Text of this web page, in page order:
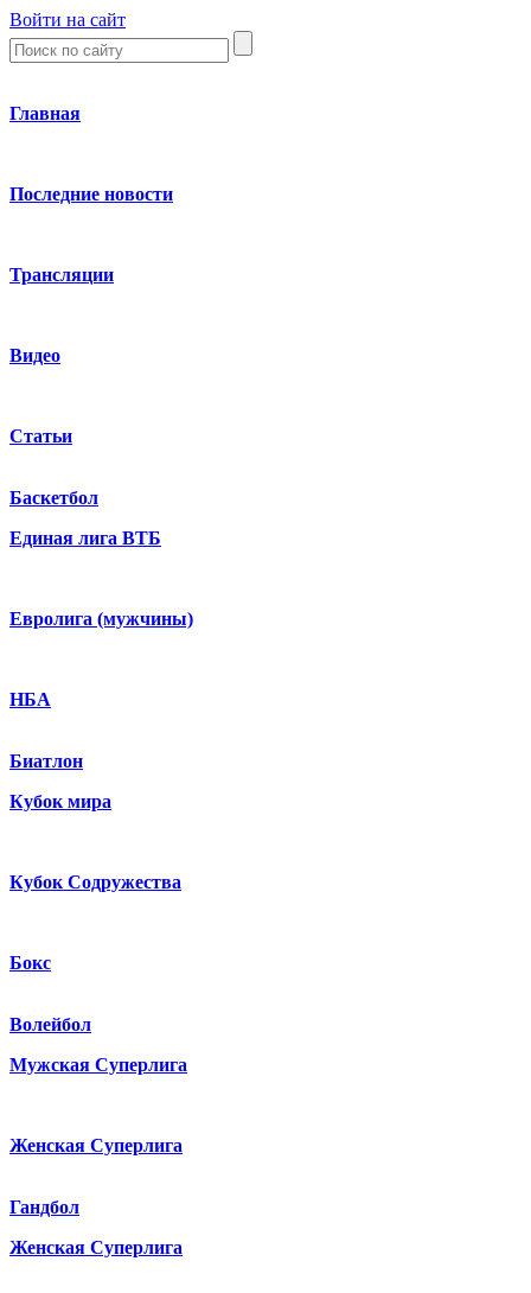
Войти на сайт
Главная
Последние новости
Трансляции
Видео
Статьи
Баскетбол
Единая лига ВТБ
Евролига (мужчины)
НБА
Биатлон
Кубок мира
Кубок Содружества
Бокс
Волейбол
Мужская Суперлига
Женская Суперлига
Гандбол
Женская Суперлига